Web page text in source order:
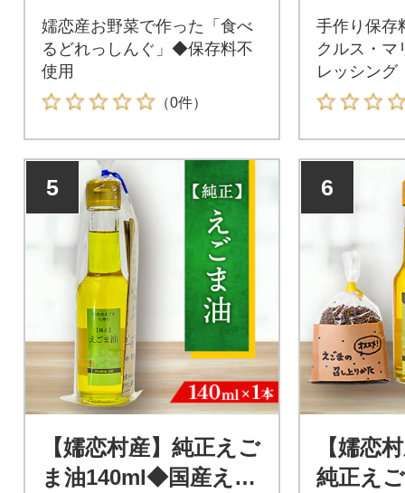
嬬恋産お野菜で作った「食べ
るどれっしんぐ」◆保存料不
使用
（0件）
手作り保存
クルス・マ
レッシング
5
【嬬恋村産】純正えご
ま油140ml◆国産えご
6
【嬬恋
純正え